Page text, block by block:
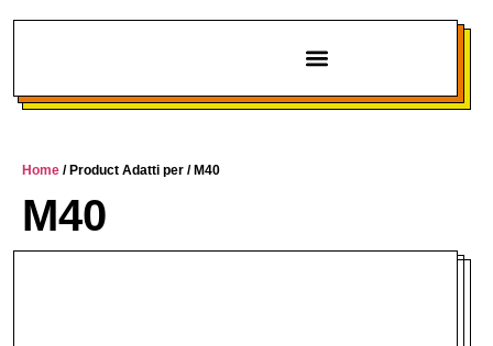
Home / Product Adatti per / M40
M40